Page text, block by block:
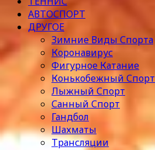
АВТОСПОРТ
ДРУГОЕ
Зимние Виды Спорта
Коронавирус
Фигурное Катание
Конькобежный Спорт
Лыжный Спорт
Санный Спорт
Гандбол
Шахматы
Трансляции